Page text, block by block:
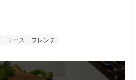
コース フレンチ